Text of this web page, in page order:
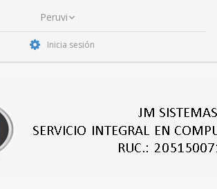
Inicia sesión